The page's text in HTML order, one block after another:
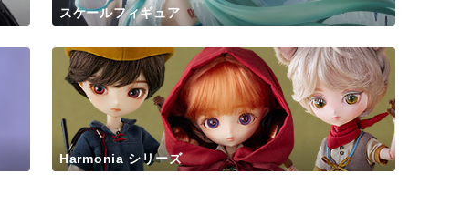
スケールフィギュア
Harmonia シリーズ